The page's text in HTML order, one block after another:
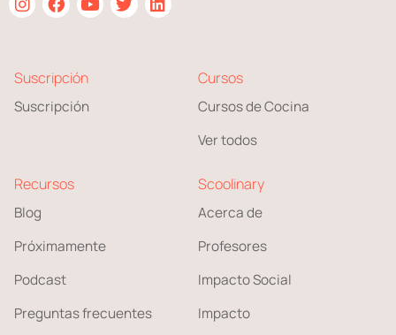
Suscripción
Suscripción
Cursos
Cursos de Cocina
Ver todos
Recursos
Blog
Próximamente
Podcast
Preguntas frecuentes
Scoolinary
Acerca de
Profesores
Impacto Social
Impacto